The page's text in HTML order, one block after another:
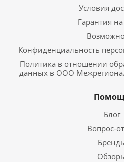
Условия
Гарантия
Конфиденциальность
Политика в отношении
данных в ООО
Блог
Вопрос-